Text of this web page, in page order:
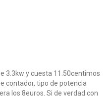
3.3kw y cuesta 11.50centimos
contador, tipo de potencia
los 8euros. Si de verdad con